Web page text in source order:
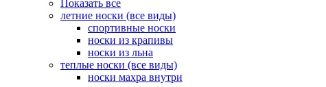
Показать все
летние носки (все виды)
спортивные носки
носки из крапивы
носки из льна
теплые носки (все виды)
носки махра внутри